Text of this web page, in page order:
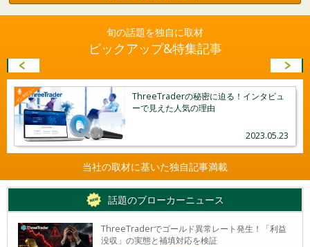
旬の話題を独自に取材
ピックアップ&特集記事
ThreeTraderの秘密に迫る！インタビュ
ーで見えた人気の理由
2023.05.23
当社の取材に基いた独自記事満載
話題のブローカーニュース
ThreeTraderでゴールド異常レート発生！「利益
没収」の実態と補填対応を検証